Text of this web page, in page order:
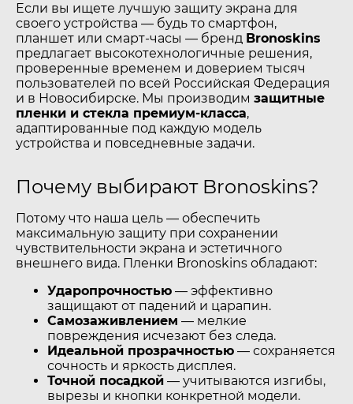
Если вы ищете лучшую защиту экрана для
своего устройства — будь то смартфон,
планшет или смарт-часы — бренд Bronoskins
предлагает высокотехнологичные решения,
проверенные временем и доверием тысяч
пользователей по всей Российская Федерация
и в Новосибирске. Мы производим защитные
пленки и стекла премиум-класса,
адаптированные под каждую модель
устройства и повседневные задачи.
Почему выбирают Bronoskins?
Потому что наша цель — обеспечить
максимальную защиту при сохранении
чувствительности экрана и эстетичного
внешнего вида. Пленки Bronoskins обладают:
Ударопрочностью — эффективно
защищают от падений и царапин.
Самозаживлением — мелкие
повреждения исчезают без следа.
Идеальной прозрачностью — сохраняется
сочность и яркость дисплея.
Точной посадкой — учитываются изгибы,
вырезы и кнопки конкретной модели.